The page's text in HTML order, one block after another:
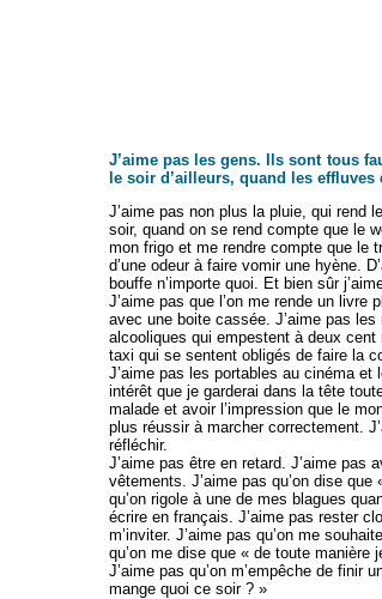
J’aime pas les gens. Ils sont tous
le soir d’ailleurs, quand les
J’aime pas non plus la pluie, qui rend
soir, quand on se rend compte que le
mon frigo et me rendre compte que le
d’une odeur à faire vomir une hyène.
bouffe n’importe quoi. Et bien sûr
J’aime pas que l’on me rende un
avec une boite cassée. J’aime pas
alcooliques qui empestent à deux
taxi qui se sentent obligés de faire la
J’aime pas les portables au cinéma
intérêt que je garderai dans la tête
malade et avoir l’impression que le
plus réussir à marcher correctement.
réfléchir.
J’aime pas être en retard. J’aime pas
vêtements. J’aime pas qu’on dise
qu’on rigole à une de mes blagues
écrire en français. J’aime pas rester
m’inviter. J’aime pas qu’on me
qu’on me dise que « de toute manière
J’aime pas qu’on m’empêche de finir
mange quoi ce soir ? »